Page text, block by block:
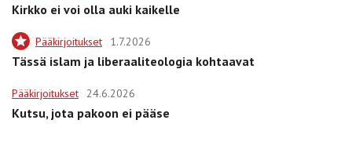
Kirkko ei voi olla auki kaikelle
Pääkirjoitukset 1.7.2026
Tässä islam ja liberaaliteologia kohtaavat
Pääkirjoitukset 24.6.2026
Kutsu, jota pakoon ei pääse